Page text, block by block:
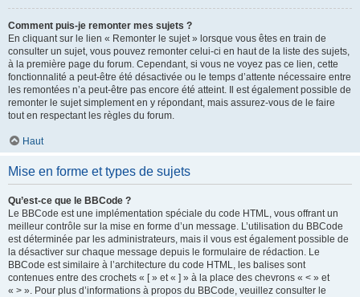
Comment puis-je remonter mes sujets ?
En cliquant sur le lien « Remonter le sujet » lorsque vous êtes en train de
consulter un sujet, vous pouvez remonter celui-ci en haut de la liste des sujets,
à la première page du forum. Cependant, si vous ne voyez pas ce lien, cette
fonctionnalité a peut-être été désactivée ou le temps d’attente nécessaire entre
les remontées n’a peut-être pas encore été atteint. Il est également possible de
remonter le sujet simplement en y répondant, mais assurez-vous de le faire
tout en respectant les règles du forum.
Haut
Mise en forme et types de sujets
Qu’est-ce que le BBCode ?
Le BBCode est une implémentation spéciale du code HTML, vous offrant un
meilleur contrôle sur la mise en forme d’un message. L’utilisation du BBCode
est déterminée par les administrateurs, mais il vous est également possible de
la désactiver sur chaque message depuis le formulaire de rédaction. Le
BBCode est similaire à l’architecture du code HTML, les balises sont
contenues entre des crochets « [ » et « ] » à la place des chevrons « < » et
« > ». Pour plus d’informations à propos du BBCode, veuillez consulter le